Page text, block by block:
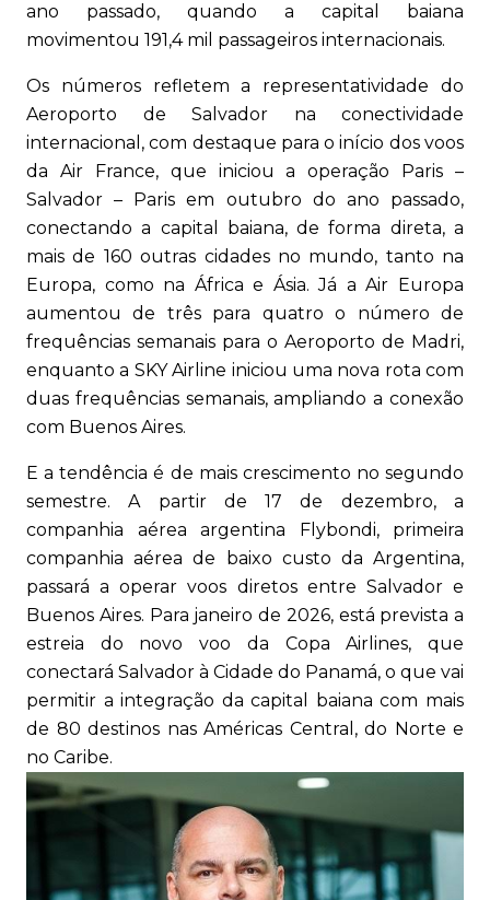
ano passado, quando a capital baiana
movimentou 191,4 mil passageiros internacionais.
Os números refletem a representatividade do
Aeroporto de Salvador na conectividade
internacional, com destaque para o início dos voos
da Air France, que iniciou a operação Paris –
Salvador – Paris em outubro do ano passado,
conectando a capital baiana, de forma direta, a
mais de 160 outras cidades no mundo, tanto na
Europa, como na África e Ásia. Já a Air Europa
aumentou de três para quatro o número de
frequências semanais para o Aeroporto de Madri,
enquanto a SKY Airline iniciou uma nova rota com
duas frequências semanais, ampliando a conexão
com Buenos Aires.
E a tendência é de mais crescimento no segundo
semestre. A partir de 17 de dezembro, a
companhia aérea argentina Flybondi, primeira
companhia aérea de baixo custo da Argentina,
passará a operar voos diretos entre Salvador e
Buenos Aires. Para janeiro de 2026, está prevista a
estreia do novo voo da Copa Airlines, que
conectará Salvador à Cidade do Panamá, o que vai
permitir a integração da capital baiana com mais
de 80 destinos nas Américas Central, do Norte e
no Caribe.